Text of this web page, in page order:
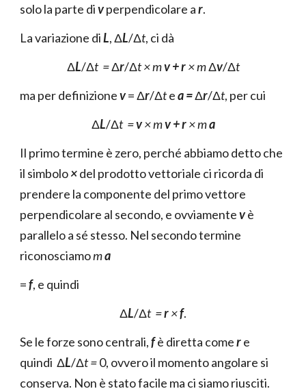
solo la parte divperpendicolare ar.
La variazione diL, ΔL/Δt, ci dà
ΔL/Δt =Δr/Δt ×mv + r×mΔv/Δt
ma per definizionev= Δr/Δte a =Δr/Δt, per cui
ΔL/Δt =v×mv + r×ma
Il primo termine è zero, perché abbiamo detto che
il simbolo×del prodotto vettoriale ci ricorda di
prendere la componente del primo vettore
perpendicolare al secondo, e ovviamentevè
parallelo a sé stesso. Nel secondo termine
riconosciamoma
=f, e quindi
ΔL/Δt =r×f.
Se le forze sono centrali,fè diretta comere
quindi ΔL/Δt =0, ovvero il momento angolare si
conserva. Non è stato facile ma ci siamo riusciti.